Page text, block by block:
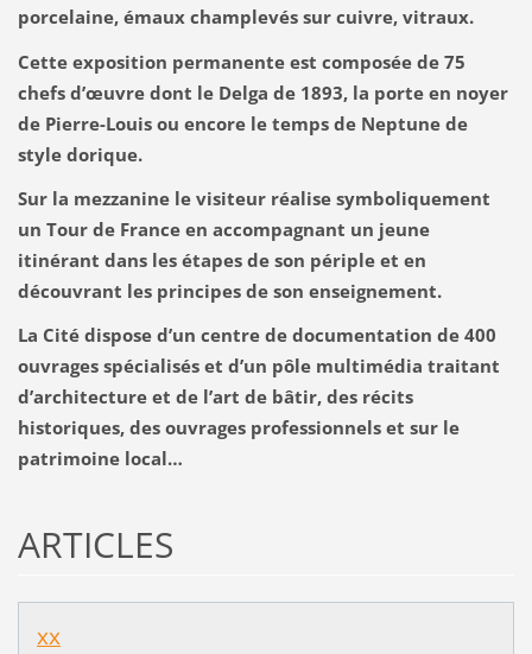
porcelaine, émaux champlevés sur cuivre, vitraux.
Cette exposition permanente est composée de 75
chefs d’œuvre dont le Delga de 1893, la porte en noyer
de Pierre-Louis ou encore le temps de Neptune de
style dorique.
Sur la mezzanine le visiteur réalise symboliquement
un Tour de France en accompagnant un jeune
itinérant dans les étapes de son périple et en
découvrant les principes de son enseignement.
La Cité dispose d’un centre de documentation de 400
ouvrages spécialisés et d’un pôle multimédia traitant
d’architecture et de l’art de bâtir, des récits
historiques, des ouvrages professionnels et sur le
patrimoine local…
ARTICLES
xx